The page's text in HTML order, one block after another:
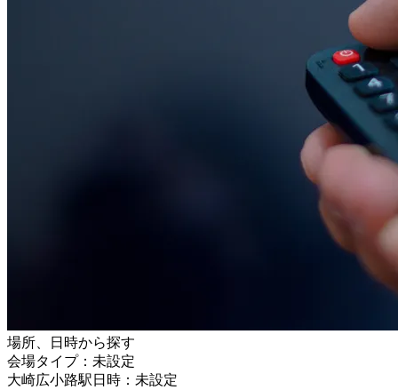
場所、日時から探す
会場タイプ：未設定
大崎広小路駅日時：未設定